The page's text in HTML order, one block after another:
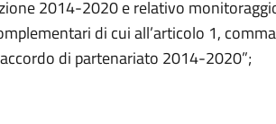
2014-2020 e relativo
di cui all’articolo 1,
di partenariato 2014-2020”;